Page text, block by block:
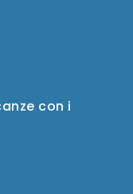
con i